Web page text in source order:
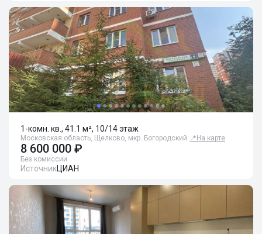
1-комн. кв., 41.1 м², 10/14 этаж
Московская область, Щелково, мкр. Богородский 📍 На карте
8 600 000 ₽
Без комиссии
ИсточникЦИАН